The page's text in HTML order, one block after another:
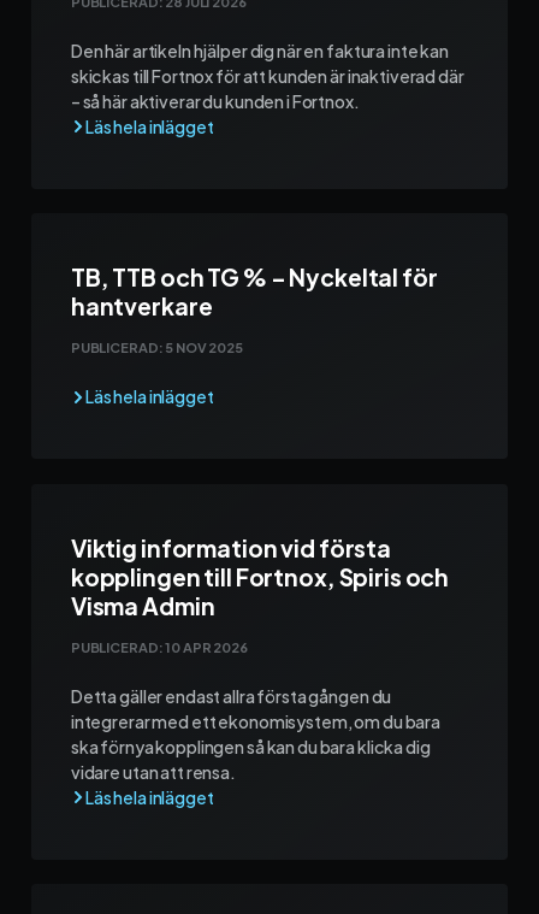
Telefon: 0300-120 11
Mån - Fre 8:00 - 16:00
Boka genomgång
Den här artikeln hjälper dig när en faktura inte kan
skickas till Fortnox för att kunden är inaktiverad där
– så här aktiverar du kunden i Fortnox.
TB, TTB och TG % – Nyckeltal för
hantverkare
PUBLICERAD: 5 NOV 2025
Viktig information vid första
kopplingen till Fortnox, Spiris och
Visma Admin
PUBLICERAD:10 APR 2026
Detta gäller endast allra första gången du
integrerar med ett ekonomisystem, om du bara
ska förnya kopplingen så kan du bara klicka dig
vidare utan att rensa.